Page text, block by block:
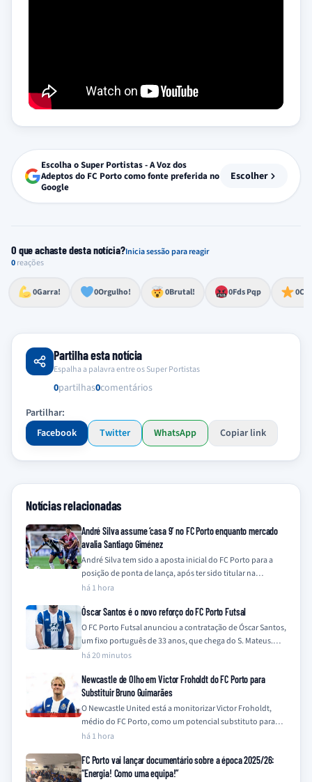
Escolha o Super Portistas - A Voz dos
Adeptos do FC Porto como fonte preferida no
Google
Escolher
O que achaste desta notícia?Inicia sessão para reagir
0reações
0Garra!
Esforço, determinação, aprovação forte
0Orgulho!
Lealdade, amor clubístico, sentimento profundo
0Brutal!
Impressionante, chocante, de grande impacto 0Fds Pqp
Reação de desespero, raiva, frustração ou espanto extremo 0
Excelência, destaque, o melhor
Partilha esta notícia
Espalha a palavra entre os Super Portistas
0partilhas0comentários
Partilhar:
Facebook
Twitter WhatsApp Copiar link
Notícias relacionadas
André Silva assume ‘casa 9’ no FC Porto enquanto mercado
avalia Santiago Giménez
André Silva tem sido a aposta inicial do FC Porto para a
posição de ponta de lança, após ter sido titular na…
há 1 hora
Óscar Santos é o novo reforço do FC Porto Futsal
O FC Porto Futsal anunciou a contratação de Óscar Santos,
um fixo português de 33 anos, que chega do S. Mateus.
O…
há 20 minutos
Newcastle de Olho em Victor Froholdt do FC Porto para
Substituir Bruno Guimarães
O Newcastle United está a monitorizar Victor Froholdt,
médio do FC Porto, como um potencial substituto para
Bruno Guimarães, que se encontra…
há 1 hora
FC Porto vai lançar documentário sobre a época 2025/26:
“Energia! Como uma equipa!”